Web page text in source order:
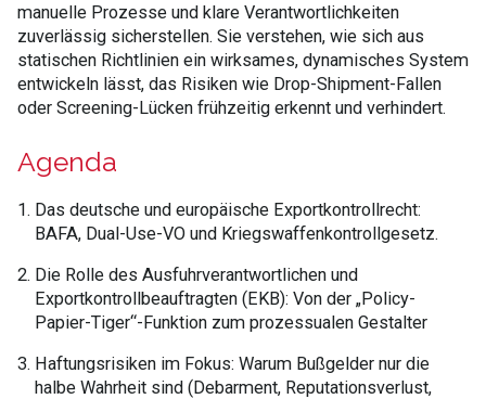
manuelle Prozesse und klare Verantwortlichkeiten
zuverlässig sicherstellen. Sie verstehen, wie sich aus
statischen Richtlinien ein wirksames, dynamisches System
entwickeln lässt, das Risiken wie Drop-Shipment-Fallen
oder Screening-Lücken frühzeitig erkennt und verhindert.
Agenda
Das deutsche und europäische Exportkontrollrecht:
BAFA, Dual-Use-VO und Kriegswaffenkontrollgesetz.
Die Rolle des Ausfuhrverantwortlichen und
Exportkontrollbeauftragten (EKB): Von der „Policy-
Papier-Tiger“-Funktion zum prozessualen Gestalter
Haftungsrisiken im Fokus: Warum Bußgelder nur die
halbe Wahrheit sind (Debarment, Reputationsverlust,